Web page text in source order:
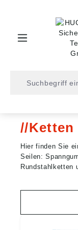
Ketten
Hier finden Sie
Seilen:
Rundstahlketten